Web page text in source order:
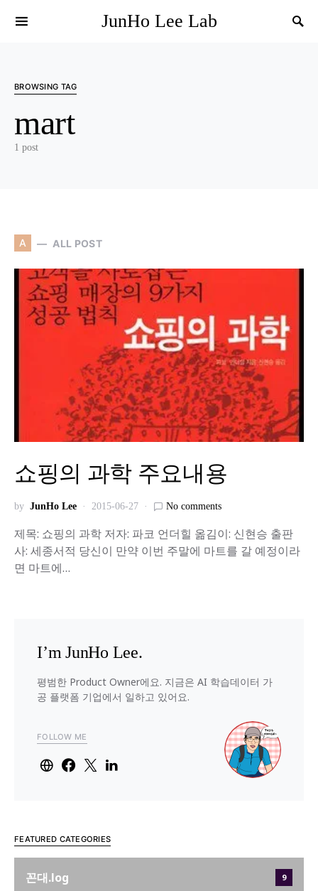
JunHo Lee Lab
BROWSING TAG
mart
1 post
A ALL POST
쇼핑의 과학 주요내용
by JunHo Lee 2015-06-27 No comments
제목: 쇼핑의 과학 저자: 파코 언더힐 옮김이: 신현승 출판
사: 세종서적 당신이 만약 이번 주말에 마트를 갈 예정이라
면 마트에…
I’m JunHo Lee.
평범한 Product Owner에요. 지금은 AI 학습데이터 가
공 플랫폼 기업에서 일하고 있어요.
FOLLOW ME
FEATURED CATEGORIES
꼰대.log 9